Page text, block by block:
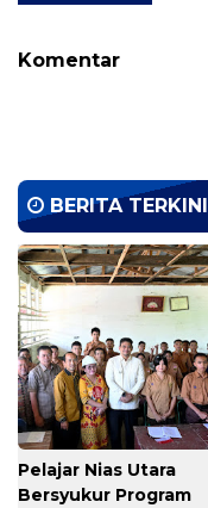
Komentar
BERITA TERKINI
Pelajar Nias Utara
Bersyukur Program